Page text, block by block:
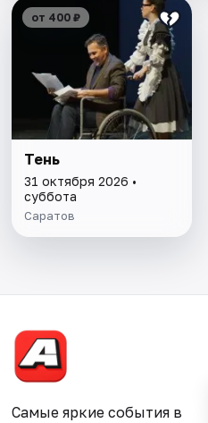
от 400 ₽
Тень
31 октября 2026 •
суббота
Саратов
Самые яркие события в